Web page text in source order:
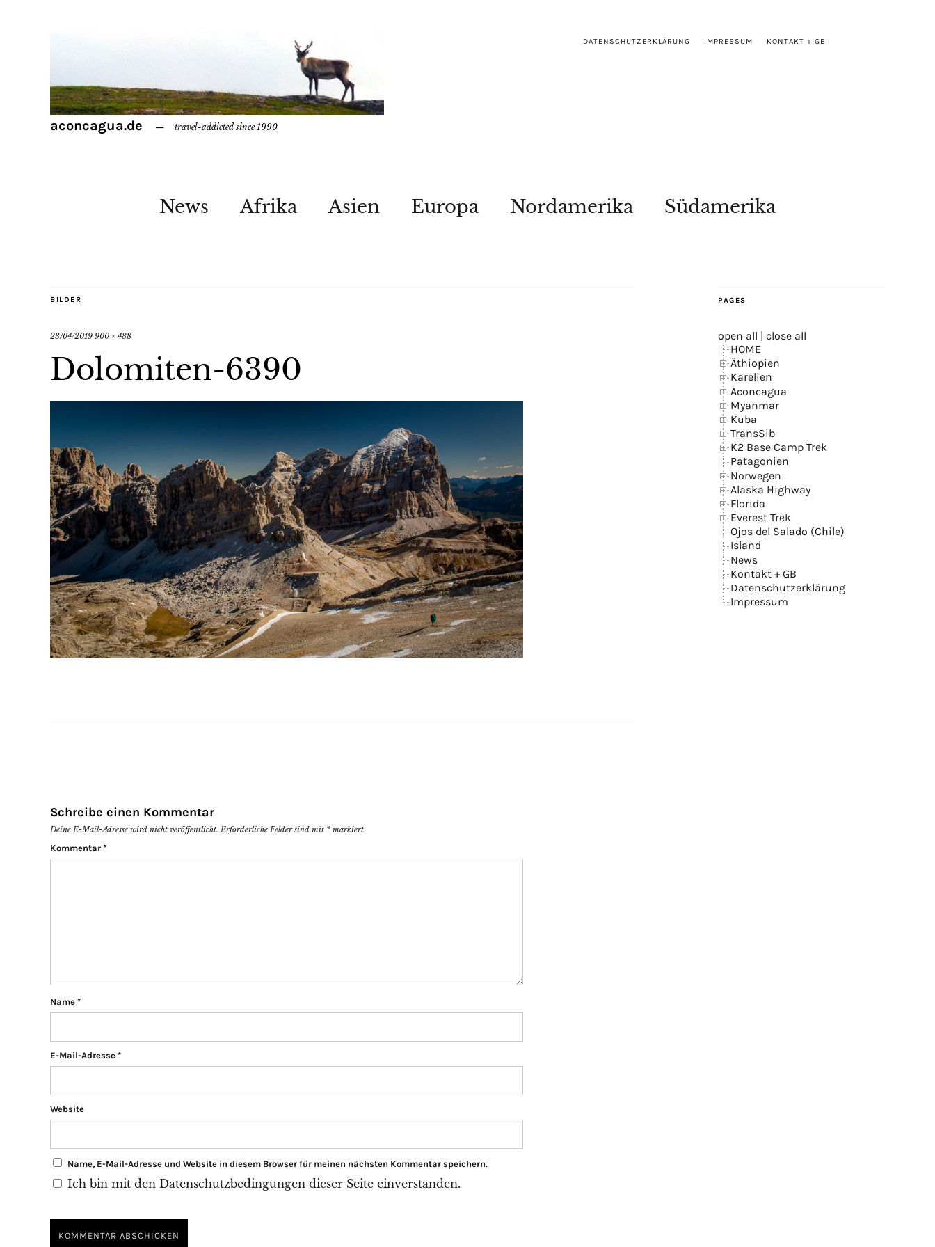
DATENSCHUTZERKLÄRUNG IMPRESSUM KONTAKT + GB
aconcagua.de travel-addicted since 1990
News Afrika Asien Europa Nordamerika Südamerika
BILDER
23/04/2019 900 × 488
Dolomiten-6390
Schreibe einen Kommentar
Deine E-Mail-Adresse wird nicht veröffentlicht. Erforderliche Felder sind mit * markiert
Kommentar *
Name *
E-Mail-Adresse *
Website
Name, E-Mail-Adresse und Website in diesem Browser für meinen nächsten Kommentar speichern.
Ich bin mit den Datenschutzbedingungen dieser Seite einverstanden.
PAGES
open all | close all
HOME
Äthiopien
Karelien
Aconcagua
Myanmar
Kuba
TransSib
K2 Base Camp Trek
Patagonien
Norwegen
Alaska Highway
Florida
Everest Trek
Ojos del Salado (Chile)
Island
News
Kontakt + GB
Datenschutzerklärung
Impressum